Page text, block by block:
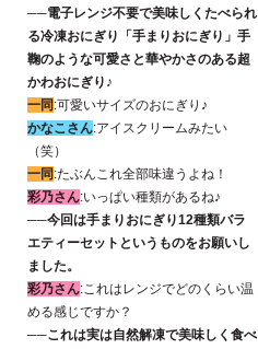
──電子レンジ不要で美味しくたべられ
る冷凍おにぎり「手まりおにぎり」手
鞠のような可愛さと華やかさのある超
かわおにぎり♪
一同 :可愛いサイズのおにぎり♪
かなこさん:アイスクリームみたい
（笑）
一同 :たぶんこれ全部味違うよね！
彩乃さん:いっぱい種類があるね♪
──今回は手まりおにぎり12種類バラ
エティーセットというものをお願いし
ました。
彩乃さん:これはレンジでどのくらい温
める感じですか？
──これは実は自然解凍で美味しく食べ